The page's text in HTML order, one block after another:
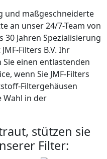
und maßgeschneiderte
an unser 24/7-Team von
Jahren Spezialisierung
Filters B.V. Ihr
einen entlastenden
wenn Sie JMF-Filters
Filtergehäusen
Wahl in der
stützen sie
Filter: